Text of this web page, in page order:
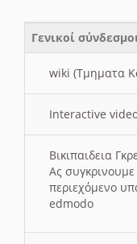
Γενικοί
wiki (Τμηματα
Interactive
Βικιπαιδεια
Ας
περιεχόμενο
edmodo